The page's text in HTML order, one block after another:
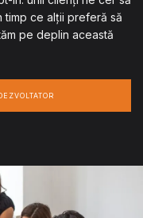
timp ce alții preferă să
pe deplin această